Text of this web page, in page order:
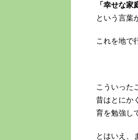
「幸せな
という言葉
これを地で
こういった
昔はとにか
育を勉強し
とはいえ、